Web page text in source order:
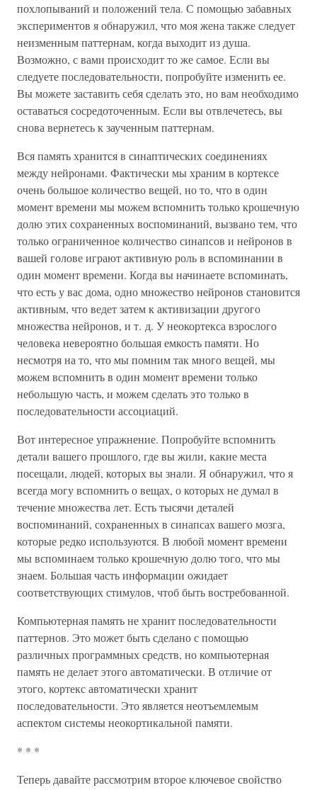
похлопываний и положений тела. С помощью забавных
экспериментов я обнаружил, что моя жена также следует
неизменным паттернам, когда выходит из душа.
Возможно, с вами происходит то же самое. Если вы
следуете последовательности, попробуйте изменить ее.
Вы можете заставить себя сделать это, но вам необходимо
оставаться сосредоточенным. Если вы отвлечетесь, вы
снова вернетесь к заученным паттернам.
Вся память хранится в синаптических соединениях
между нейронами. Фактически мы храним в кортексе
очень большое количество вещей, но то, что в один
момент времени мы можем вспомнить только крошечную
долю этих сохраненных воспоминаний, вызвано тем, что
только ограниченное количество синапсов и нейронов в
вашей голове играют активную роль в вспоминании в
один момент времени. Когда вы начинаете вспоминать,
что есть у вас дома, одно множество нейронов становится
активным, что ведет затем к активизации другого
множества нейронов, и т. д. У неокортекса взрослого
человека невероятно большая емкость памяти. Но
несмотря на то, что мы помним так много вещей, мы
можем вспомнить в один момент времени только
небольшую часть, и можем сделать это только в
последовательности ассоциаций.
Вот интересное упражнение. Попробуйте вспомнить
детали вашего прошлого, где вы жили, какие места
посещали, людей, которых вы знали. Я обнаружил, что я
всегда могу вспомнить о вещах, о которых не думал в
течение множества лет. Есть тысячи деталей
воспоминаний, сохраненных в синапсах вашего мозга,
которые редко используются. В любой момент времени
мы вспоминаем только крошечную долю того, что мы
знаем. Большая часть информации ожидает
соответствующих стимулов, чтоб быть востребованной.
Компьютерная память не хранит последовательности
паттернов. Это может быть сделано с помощью
различных программных средств, но компьютерная
память не делает этого автоматически. В отличие от
этого, кортекс автоматически хранит
последовательности. Это является неотъемлемым
аспектом системы неокортикальной памяти.
* * *
Теперь давайте рассмотрим второе ключевое свойство